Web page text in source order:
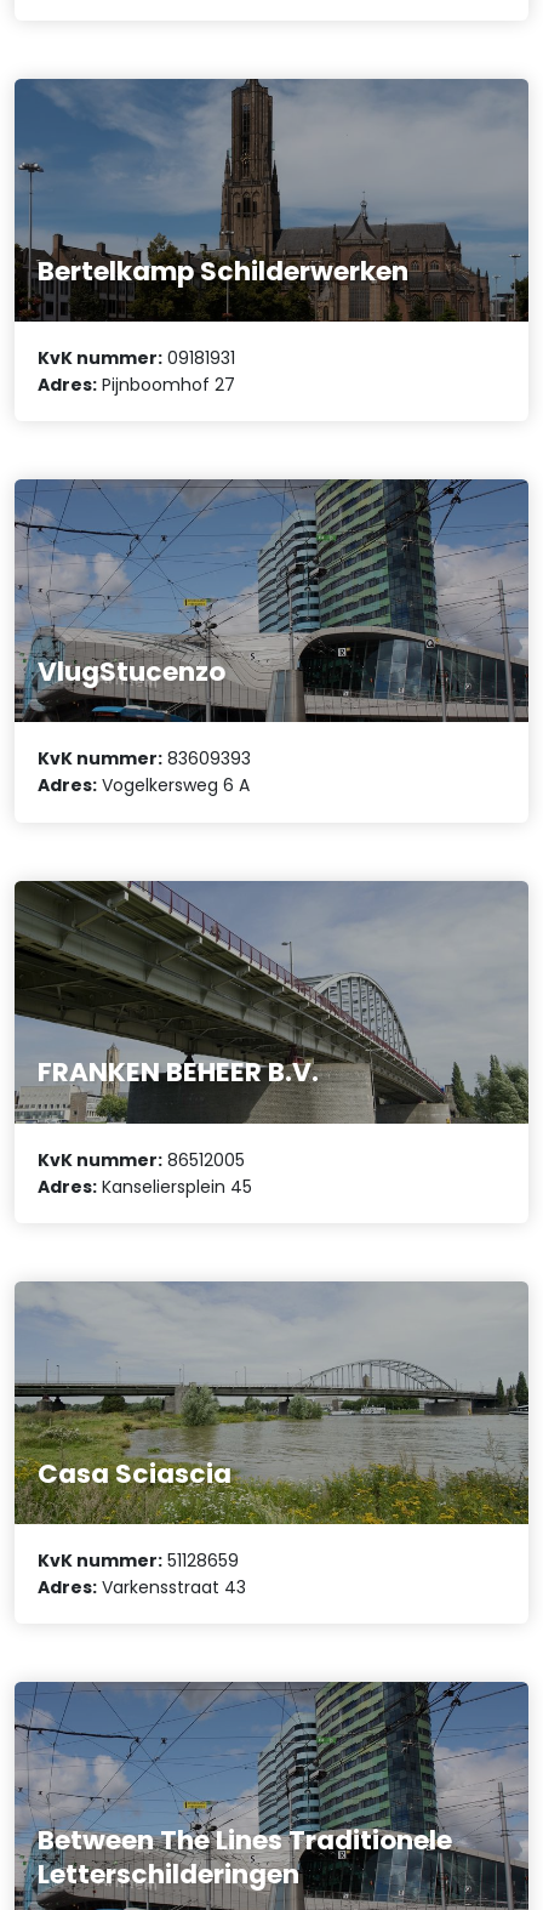
Bertelkamp Schilderwerken
KvK nummer: 09181931
Adres: Pijnboomhof 27
VlugStucenzo
KvK nummer: 83609393
Adres: Vogelkersweg 6 A
FRANKEN BEHEER B.V.
KvK nummer: 86512005
Adres: Kanseliersplein 45
Casa Sciascia
KvK nummer: 51128659
Adres: Varkensstraat 43
Between The Lines Traditionele
Letterschilderingen